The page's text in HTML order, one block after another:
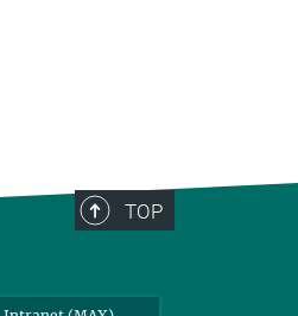
TOP